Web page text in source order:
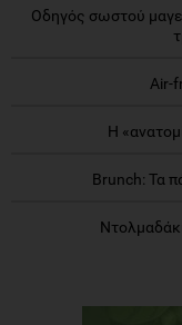
Οδηγός σωστού
Air-
Η
Brunch: Τα